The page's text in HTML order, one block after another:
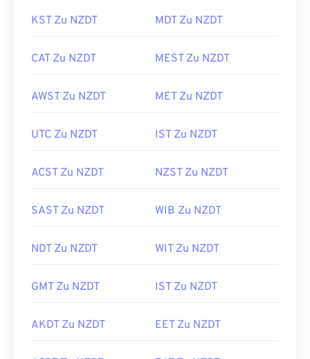
KST Zu NZDT MDT Zu NZDT
CAT Zu NZDT MEST Zu NZDT
AWST Zu NZDT MET Zu NZDT
UTC Zu NZDT IST Zu NZDT
ACST Zu NZDT NZST Zu NZDT
SAST Zu NZDT WIB Zu NZDT
NDT Zu NZDT WIT Zu NZDT
GMT Zu NZDT IST Zu NZDT
AKDT Zu NZDT EET Zu NZDT